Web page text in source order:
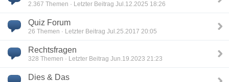
2.367 Themen · Letzter Beitrag Jul.12.2025 18:26
Quiz Forum
26 Themen · Letzter Beitrag Jul.25.2017 20:05
Rechtsfragen
328 Themen · Letzter Beitrag Jun.19.2023 21:23
Dies & Das